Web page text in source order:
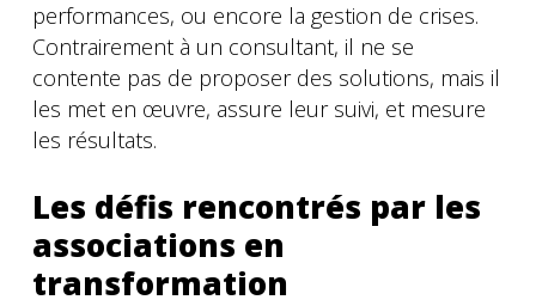
performances, ou encore la gestion de crises.
Contrairement à un consultant, il ne se
contente pas de proposer des solutions, mais il
les met en œuvre, assure leur suivi, et mesure
les résultats.
Les défis rencontrés par les
associations en
transformation